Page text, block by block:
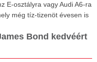
E-osztályra vagy Audi A6-ra
még tíz-tizenöt évesen is
Bond kedvéért